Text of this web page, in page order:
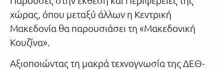
χώρας, όπου μεταξύ άλλων η Κεντρική
Μακεδονία θα παρουσιάσει τη «Μακεδονική
Κουζίνα».
Αξιοποιώντας τη μακρά τεχνογνωσία της ΔΕΘ-